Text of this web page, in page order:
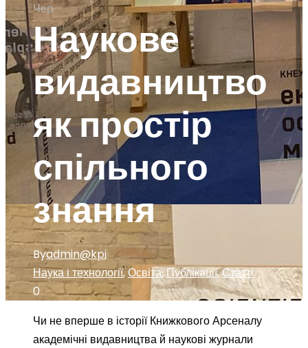
Чер
Наукове
видавництво
як простір
спільного
знання
Byadmin@kpi
Наука і технології,Освіта,Публікації,Статті
0
Чи не вперше в історії Книжкового Арсеналу
академічні видавництва й наукові журнали